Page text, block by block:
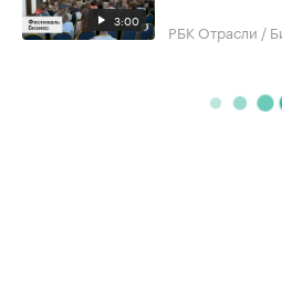
3:00 РБК Отрасли /